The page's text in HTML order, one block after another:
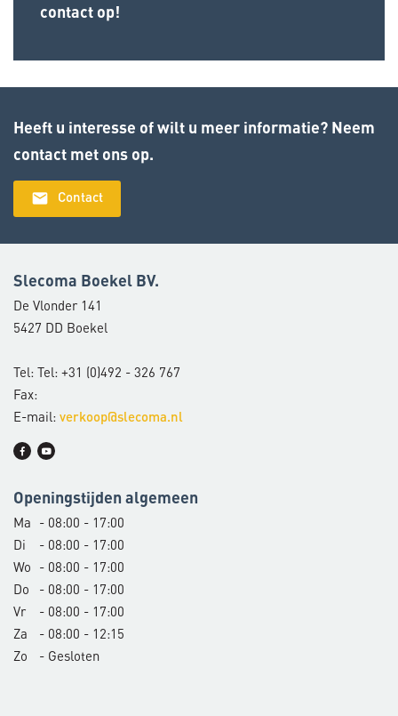
contact op!
Heeft u interesse of wilt u meer informatie? Neem
contact met ons op.
email Contact
Slecoma Boekel BV.
De Vlonder 141
5427 DD Boekel
Tel: Tel: +31 (0)492 - 326 767
Fax:
E-mail: verkoop@slecoma.nl
Openingstijden algemeen
Ma
- 08:00 - 17:00
Di
- 08:00 - 17:00
Wo
- 08:00 - 17:00
Do
- 08:00 - 17:00
Vr
- 08:00 - 17:00
Za
- 08:00 - 12:15
Zo
- Gesloten